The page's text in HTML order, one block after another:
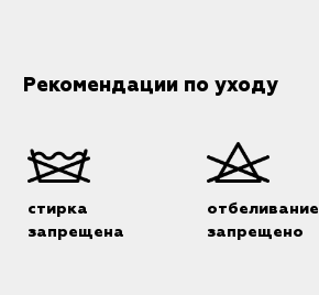
Рекомендации по уходу
стирка
запрещена
отбеливание
запрещено